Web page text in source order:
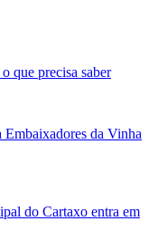
que precisa saber
Embaixadores da Vinha
do Cartaxo entra em